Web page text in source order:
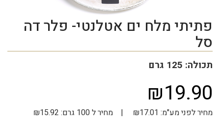
פתיתי מלח ים אטלנטי- פלר דה
סל
תכולה: 125 גרם
₪19.90
מחיר לפני מע"מ: ₪17.01 | מחיר ל 100 גרם: ₪15.92